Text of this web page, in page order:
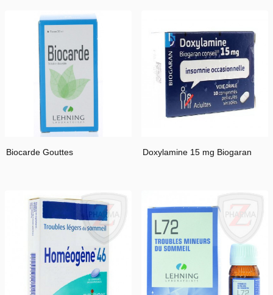
Biocarde Gouttes Doxylamine 15 mg Biogaran